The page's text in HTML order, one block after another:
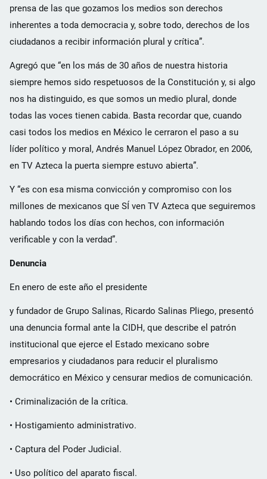
prensa de las que gozamos los medios son derechos
inherentes a toda democracia y, sobre todo, derechos de los
ciudadanos a recibir información plural y crítica”.
Agregó que “en los más de 30 años de nuestra historia
siempre hemos sido respetuosos de la Constitución y, si algo
nos ha distinguido, es que somos un medio plural, donde
todas las voces tienen cabida. Basta recordar que, cuando
casi todos los medios en México le cerraron el paso a su
líder político y moral, Andrés Manuel López Obrador, en 2006,
en TV Azteca la puerta siempre estuvo abierta”.
Y “es con esa misma convicción y compromiso con los
millones de mexicanos que SÍ ven TV Azteca que seguiremos
hablando todos los días con hechos, con información
verificable y con la verdad”.
Denuncia
En enero de este año el presidente
y fundador de Grupo Salinas, Ricardo Salinas Pliego, presentó
una denuncia formal ante la CIDH, que describe el patrón
institucional que ejerce el Estado mexicano sobre
empresarios y ciudadanos para reducir el pluralismo
democrático en México y censurar medios de comunicación.
• Criminalización de la crítica.
• Hostigamiento administrativo.
• Captura del Poder Judicial.
• Uso político del aparato fiscal.